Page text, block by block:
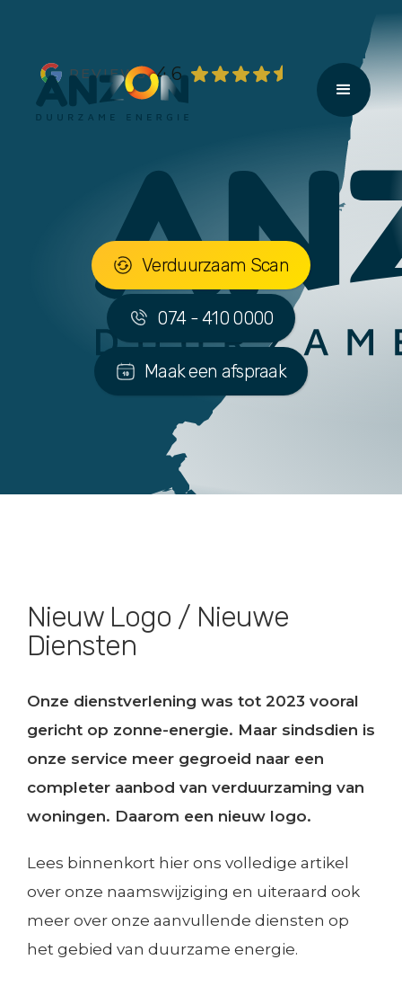
REVIEWS 4,6
Verduurzaam Scan
074 - 410 0000
Maak een afspraak
Nieuw Logo / Nieuwe
Diensten
Onze dienstverlening was tot 2023 vooral
gericht op zonne-energie. Maar sindsdien is
onze service meer gegroeid naar een
completer aanbod van verduurzaming van
woningen. Daarom een nieuw logo.
Lees binnenkort hier ons volledige artikel
over onze naamswijziging en uiteraard ook
meer over onze aanvullende diensten op
het gebied van duurzame energie.